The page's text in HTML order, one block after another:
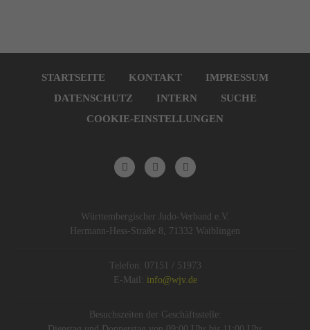
überspringenSTARTSEITE KONTAKT
IMPRESSUM
DATENSCHUTZ
INTERN
SUCHE
COOKIE-EINSTELLUNGEN
Württembergischer Judo-Verband e.V.
Hermann-Hess-Straße 8, 71332 Waiblingen
Telefon: 07151 / 51973
E-Mail: info@wjv.de
Besuchszeiten der Geschäftsstelle: